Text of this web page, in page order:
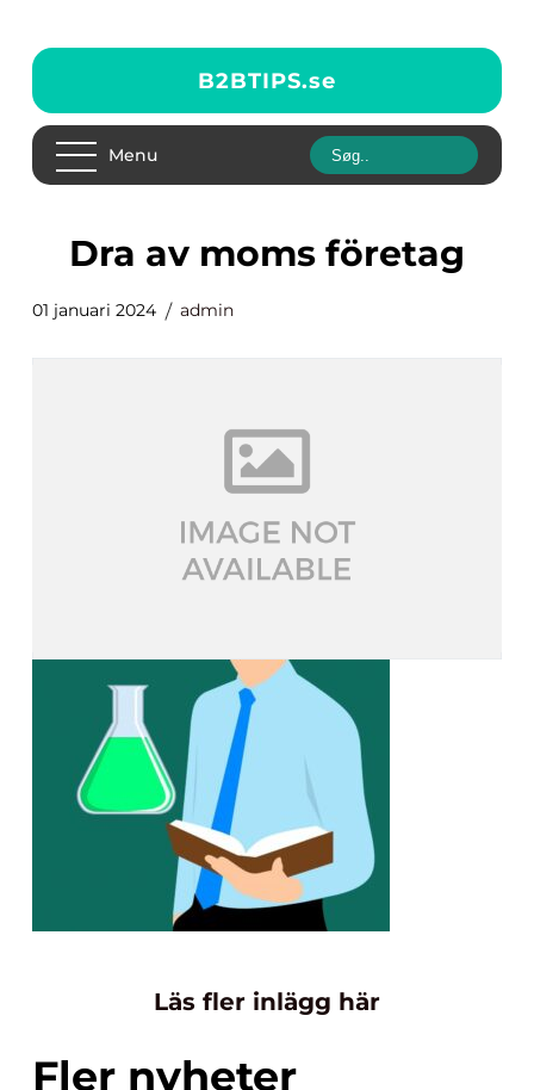
B2BTIPS.se
Menu
dra av moms företag
01 januari 2024 admin
Läs fler inlägg här
Fler nyheter